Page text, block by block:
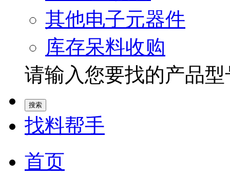
其他电子元器件
库存呆料收购
请输入您要找的产品型
找料帮手
首页